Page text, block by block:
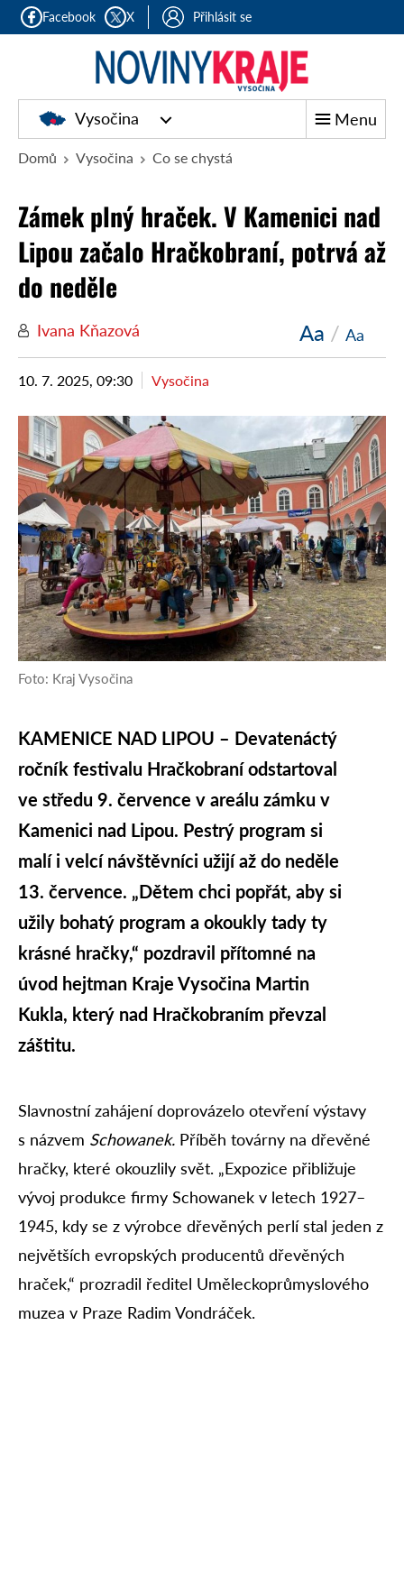
Facebook X Přihlásit se
Vysočina Menu
Domů Vysočina Co se chystá
Zámek plný hraček. V Kamenici nad
Lipou začalo Hračkobraní, potrvá až
do neděle
Ivana Kňazová Aa / Aa
10. 7. 2025, 09:30 Vysočina
Foto: Kraj Vysočina
KAMENICE NAD LIPOU – Devatenáctý
ročník festivalu Hračkobraní odstartoval
ve středu 9. července v areálu zámku v
Kamenici nad Lipou. Pestrý program si
malí i velcí návštěvníci užijí až do neděle
13. července. „Dětem chci popřát, aby si
užily bohatý program a okoukly tady ty
krásné hračky,“ pozdravil přítomné na
úvod hejtman Kraje Vysočina Martin
Kukla, který nad Hračkobraním převzal
záštitu.
Slavnostní zahájení doprovázelo otevření výstavy
s názvem Schowanek. Příběh továrny na dřevěné
hračky, které okouzlily svět. „Expozice přibližuje
vývoj produkce firmy Schowanek v letech 1927–
1945, kdy se z výrobce dřevěných perlí stal jeden z
největších evropských producentů dřevěných
hraček,“ prozradil ředitel Uměleckoprůmyslového
muzea v Praze Radim Vondráček.